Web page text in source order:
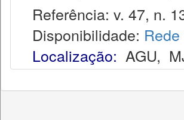
Referência: v. 47, n.
Disponibilidade:
Localização: AGU,